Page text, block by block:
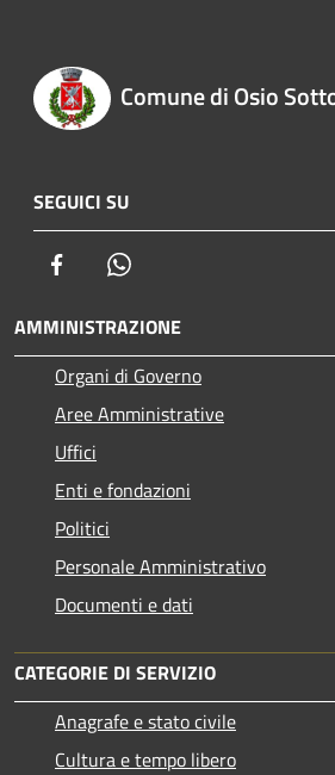
Comune di Osio
SEGUICI SU
Facebook
AMMINISTRAZIONE
Organi di Governo
Aree Amministrative
Uffici
Enti e fondazioni
Politici
Personale Amministrativo
Documenti e dati
CATEGORIE DI SERVIZIO
Anagrafe e stato civile
Cultura e tempo libero